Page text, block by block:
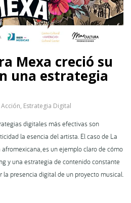
Mexa creció su
una estrategia
, Estrategia Digital
digitales más efectivas son
la esencia del artista. El caso de La
es un ejemplo claro de cómo
y una estrategia de contenido constante
presencia digital de un proyecto musical.